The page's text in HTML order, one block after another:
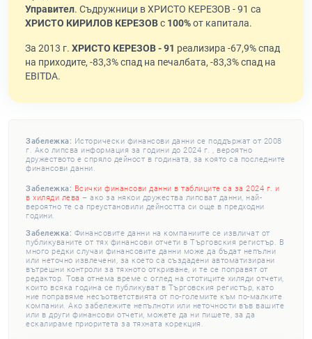
Управител. Съдружници в ХРИСТО КЕРЕЗОВ - 91 са
ХРИСТО КИРИЛОВ КЕРЕЗОВс 100%от капитала.
За 2013 г. ХРИСТО КЕРЕЗОВ - 91 реализира -67,9% спад
на приходите, -83,3% спад на печалбата, -83,3% спад на
EBITDA.
Забележка: Исторически финансови данни се поддържат от 2008
г. Ако липсва информация за години до 2024 г. , вероятно
дружеството е спряло дейност в годината, за която са последните
финансови данни.
Забележка: Всички финансови данни в таблиците са за 2024 г. и
в хиляди лева – ако за някои дружества липсват данни, най-
вероятно те са преустановили дейността си още в предходни
години.
Забележка: Финансовите данни на компаниите се извличат от
публикуваните от тях финансови отчети в Търговския регистър. В
много редки случаи финансовите данни може да бъдат непълни
или неточно извлечени, за което са създадени автоматизирани
вътрешни контроли за тяхното откриване, и те се поправят от
редактор. Това отнема време с оглед на стотиците хиляди отчети,
които всяка година се публикуват в Търговския регистър, като
ние поправяме несъответствията от по-големите към по-малките
компании. Ако забележите непълноти или неточности във вашите
или в други финансови отчети, можете да ни пишете, за да
ескалираме приоритета за тяхната корекция.